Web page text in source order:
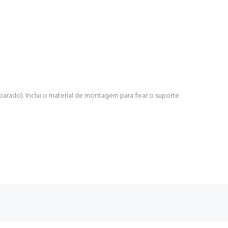
Inclui o material de montagem para fixar o suporte